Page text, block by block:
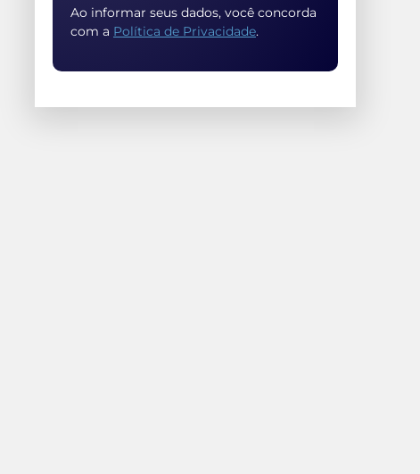
Ao informar seus dados, você concorda
com a Política de Privacidade.